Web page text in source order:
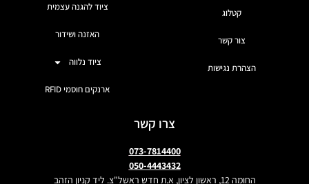
קטלוג
צור קשר
הצהרת נגישות
ציוד להגנה עצמית
האזנה ושידור
ציוד נלווה
ארנקים חוסמי RFID
צרו קשר
073-7814400
050-4443432
החומה 12, ראשון לציון, א.ת חדש ראשל"צ. ליד קניון הזהב